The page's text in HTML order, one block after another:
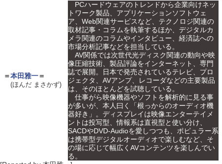
＝本田雅一＝
(ほんだ まさかず)
PCハードウェアのトレンドから企業向けネッ
トワーク製品、アプリケーションソフトウェ
ア、Web関連サービスなど、テクノロジ関連の
取材記事・コラムを執筆するほか、デジタルカ
メラ関連のコラムやインタビュー、経済誌への
市場分析記事などを担当している。
AV関係では次世代光ディスク関連の動向や映
像圧縮技術、製品評論をインターネット、専門
誌で展開。日本で発売されているテレビ、プロ
ジェクタ、AVアンプ、レコーダなどの主要製品
は、そのほとんどを試聴している。
仕事がら映像機器やソフトを解析的に見る事
が多いが、本人曰く「根っからのオーディオ機
器好き」。ディスプレイは映像エンターテイメ
ントは投写型、情報系は直視型と使い分け、
SACDやDVD-Audioを愛しつつも、ポピュラー系
は携帯型デジタルオーディオで楽しむなど、そ
の場に応じて幅広くAVコンテンツを楽しんでい
る。